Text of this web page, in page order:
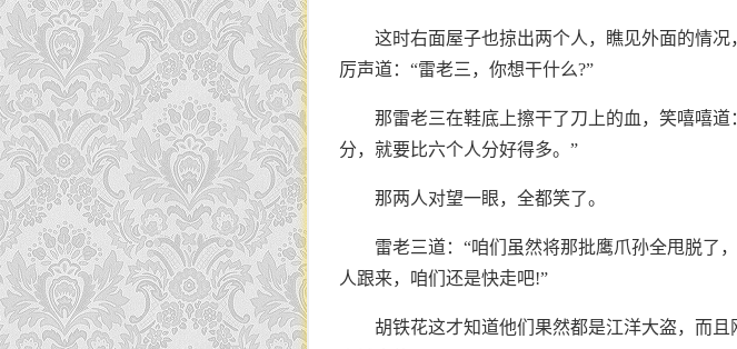
这时右面屋子也掠出两个人，瞧见外面的情
厉声道：“雷老三，你想干什么?”
那雷老三在鞋底上擦干了刀上的血，笑嘻嘻
分，就要比六个人分好得多。”
那两人对望一眼，全都笑了。
雷老三道：“咱们虽然将那批鹰爪孙全甩脱了
人跟来，咱们还是快走吧!”
胡铁花这才知道他们果然都是江洋大盗，而